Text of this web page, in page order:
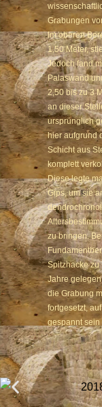
Grabungen
Im oberen
1,50 Meter,
Jedoch fand
Palaswand
2,50 bis zu 3
an dieser
ursprünglich
hier aufgrund
Schicht aus
komplett
Diese legte
Gips, um sie
zu bringen.
Spitzhacke zu
Jahre
die Grabung
fortgesetzt,
gespannt sein